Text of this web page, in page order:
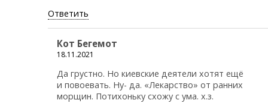
Ответить
Кот Бегемот
18.11.2021
Да грустно. Но киевские деятели хотят ещё
и повоевать. Ну- да. «Лекарство» от ранних
морщин. Потихоньку схожу с ума. х.з.